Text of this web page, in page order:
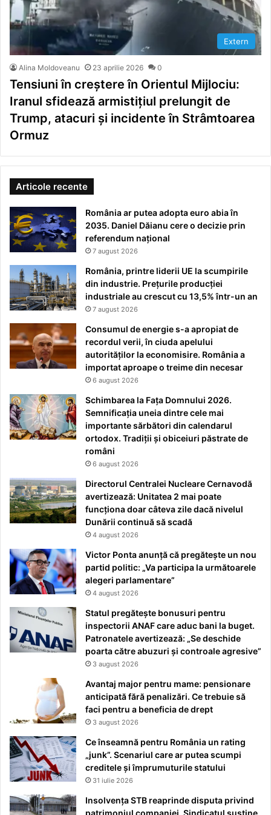
Extern
Alina Moldoveanu 23 aprilie 2026 0
Tensiuni în creștere în Orientul Mijlociu:
Iranul sfidează armistițiul prelungit de
Trump, atacuri și incidente în Strâmtoarea
Ormuz
Articole recente
România ar putea adopta euro abia în
2035. Daniel Dăianu cere o decizie prin
referendum național
7 august 2026
România, printre liderii UE la scumpirile
din industrie. Prețurile producției
industriale au crescut cu 13,5% într-un an
7 august 2026
Consumul de energie s-a apropiat de
recordul verii, în ciuda apelului
autorităților la economisire. România a
importat aproape o treime din necesar
6 august 2026
Schimbarea la Fața Domnului 2026.
Semnificația uneia dintre cele mai
importante sărbători din calendarul
ortodox. Tradiții și obiceiuri păstrate de
români
6 august 2026
Directorul Centralei Nucleare Cernavodă
avertizează: Unitatea 2 mai poate
funcționa doar câteva zile dacă nivelul
Dunării continuă să scadă
4 august 2026
Victor Ponta anunță că pregătește un nou
partid politic: „Va participa la următoarele
alegeri parlamentare”
4 august 2026
Statul pregătește bonusuri pentru
inspectorii ANAF care aduc bani la buget.
Patronatele avertizează: „Se deschide
poarta către abuzuri și controale agresive”
3 august 2026
Avantaj major pentru mame: pensionare
anticipată fără penalizări. Ce trebuie să
faci pentru a beneficia de drept
3 august 2026
Ce înseamnă pentru România un rating
„junk”. Scenariul care ar putea scumpi
creditele și împrumuturile statului
31 iulie 2026
Insolvența STB reaprinde disputa privind